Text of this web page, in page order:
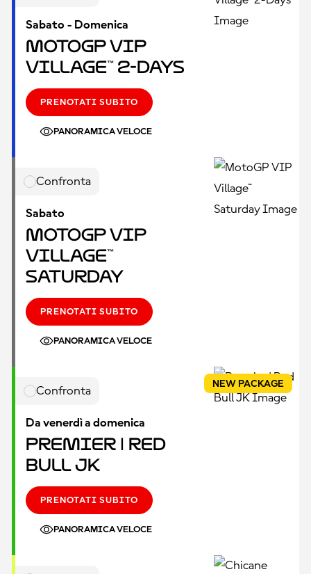
Sabato - Domenica
MotoGP VIP
Village™ 2-Days
PRENOTATI SUBITO
PANORAMICA VELOCE
Confronta
Sabato
MotoGP VIP
Village™
Saturday
PRENOTATI SUBITO
PANORAMICA VELOCE
Confronta
Da venerdì a domenica
Premier | Red
Bull JK
PRENOTATI SUBITO
PANORAMICA VELOCE
NEW PACKAGE